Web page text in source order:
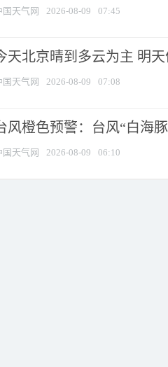
国天气网 2026-08-09 07:45
天北京晴到多云为主 明
国天气网 2026-08-09 07:08
风橙色预警：台风“白海
国天气网 2026-08-09 06:10